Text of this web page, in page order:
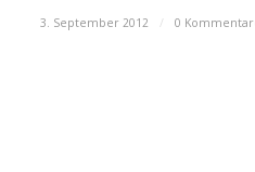
3. September 2012 / 0